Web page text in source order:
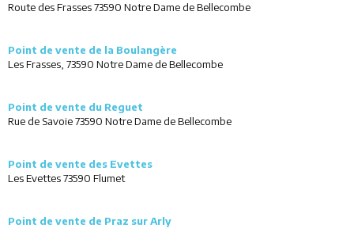
Route des Frasses 73590 Notre Dame de Bellecombe
Point de vente de la Boulangère
Les Frasses, 73590 Notre Dame de Bellecombe
Point de vente du Reguet
Rue de Savoie 73590 Notre Dame de Bellecombe
Point de vente des Evettes
Les Evettes 73590 Flumet
Point de vente de Praz sur Arly